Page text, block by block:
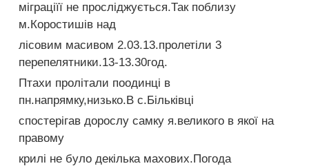
міграціїї не просліджується.Так поблизу
м.Коростишів над
лісовим масивом 2.03.13.пролетіли 3
перепелятники.13-13.30год.
Птахи пролітали поодинці в
пн.напрямку,низько.В с.Більківці
спостерігав дорослу самку я.великого в якої на
правому
крилі не було декілька махових.Погода